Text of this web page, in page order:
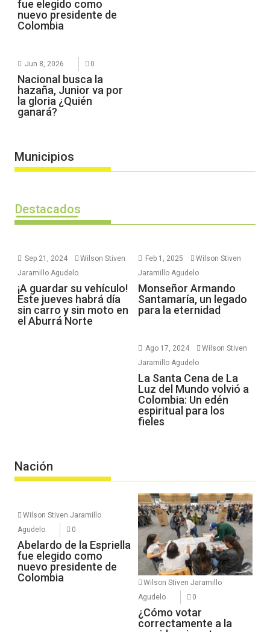
fue elegido como
nuevo presidente de
Colombia
Jun 8, 2026 0
Nacional busca la
hazaña, Junior va por
la gloria ¿Quién
ganará?
Municipios
Destacados
Sep 21, 2024
Wilson Stiven
Jaramillo Agudelo
¡A guardar su vehículo!
Este jueves habrá día
sin carro y sin moto en
el Aburrá Norte
Feb 1, 2025
Wilson Stiven
Jaramillo Agudelo
Monseñor Armando
Santamaría, un legado
para la eternidad
Ago 17, 2024
Wilson Stiven
Jaramillo Agudelo
La Santa Cena de La
Luz del Mundo volvió a
Colombia: Un edén
espiritual para los
fieles
Nación
Wilson Stiven Jaramillo
Agudelo
0
Abelardo de la Espriella
fue elegido como
nuevo presidente de
Colombia
Wilson Stiven Jaramillo
Agudelo
0
¿Cómo votar
correctamente a la